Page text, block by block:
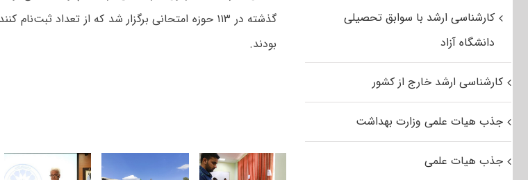
بودند.
کارشناسی ارشد با سوابق تحصیلی
دانشگاه آزاد
کارشناسی ارشد خارج از کشور
جذب هیات علمی وزارت بهداشت
جذب هیات علمی